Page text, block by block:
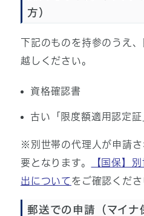
方）
下記のものを持参のうえ
越しください。
資格確認書
古い「限度額適用認定証
※別世帯の代理人が申請
要となります。
【国保】
出についてをご確認くださ
郵送での申請（マイナ